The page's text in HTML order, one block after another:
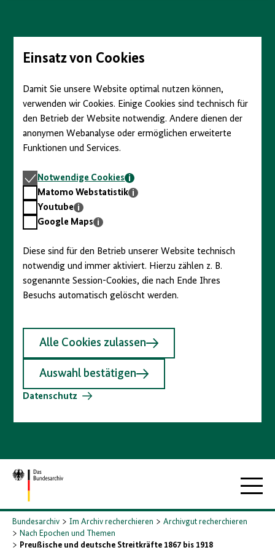
Seiteninhalt
springenEinsatz von Cookies
Damit Sie unsere Website optimal nutzen können,
verwenden wir Cookies. Einige Cookies sind technisch für
den Betrieb der Website notwendig. Andere dienen der
anonymen Webanalyse oder ermöglichen erweiterte
Funktionen und Services.
Notwendige
Cookies
Notwendige Cookies
Matomo
Webstatistik
Matomo Webstatistik
Youtube
Youtube
GoogleGoogle Maps
Diese sind für den Betrieb unserer Website technisch
notwendig und immer aktiviert. Hierzu zählen z. B.
sogenannte Session-Cookies, die nach Ende Ihres
Besuchs automatisch gelöscht werden.
Alle Cookies zulassen
Auswahl bestätigen
Datenschutz
Zur
Startseite
Bundesarchiv Im Archiv recherchieren
Archivgut recherchieren
Nach Epochen und Themen
Preußische und deutsche Streitkräfte 1867 bis 1918